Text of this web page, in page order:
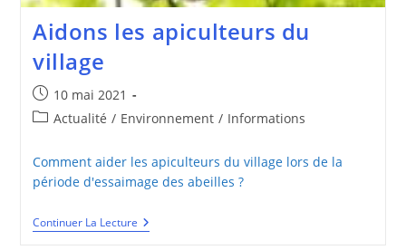
Aidons les apiculteurs du
village
Publication
publiée :
10 mai 2021
PostActualité / Environnement / Informations
Comment aider les apiculteurs du village lors de la
période d'essaimage des abeilles ?
Continuer La LectureAidons
Les